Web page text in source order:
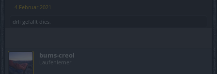
4 Februar 2021
drli gefällt dies.
bums-creol
Laufenlerner